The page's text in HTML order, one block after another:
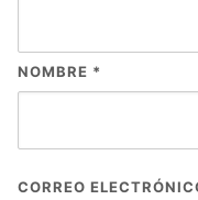
NOMBRE *
CORREO